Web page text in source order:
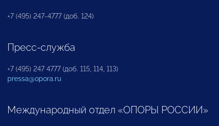
+7 (495) 247-4777 (доб. 124)
Пресс-служба
+7 (495) 247 4777 (доб. 115, 114, 113)
pressa@opora.ru
Международный отдел «ОПОРЫ РОССИИ»